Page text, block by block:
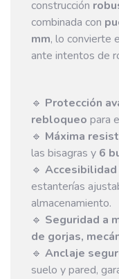
construcción
combinada con
mm, lo convierte
ante intentos de
🔹 Protección
rebloqueo para
🔹 Máxima
las bisagras y 6
🔹
estanterías
almacenamiento.
🔹 Seguridad a
de gorjas,
🔹 Anclaje
suelo y pared,